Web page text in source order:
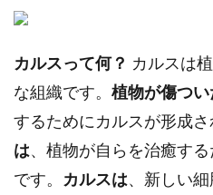
カルスって何？ カルスは
な組織です。 植物が傷つい
するためにカルスが形成さ
は、植物が自らを治癒す
です。 カルスは、新しい